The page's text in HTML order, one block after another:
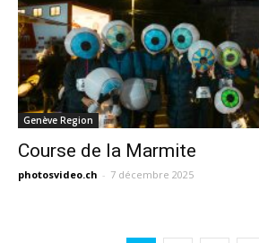
Genève Region
Course de la Marmite
photosvideo.ch - 7 décembre 2025